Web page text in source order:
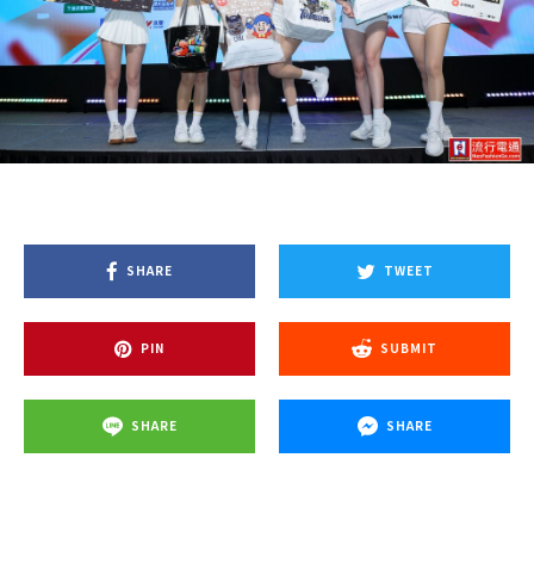
SHARE TWEET
PIN SUBMIT
SHARE SHARE